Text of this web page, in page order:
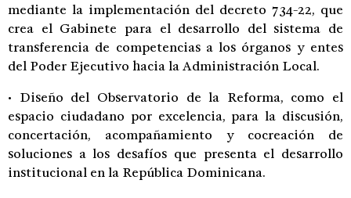
mediante la implementación del decreto 734-22, que
crea el Gabinete para el desarrollo del sistema de
transferencia de competencias a los órganos y entes
del Poder Ejecutivo hacia la Administración Local.
• Diseño del Observatorio de la Reforma, como el
espacio ciudadano por excelencia, para la discusión,
concertación, acompañamiento y cocreación de
soluciones a los desafíos que presenta el desarrollo
institucional en la República Dominicana.